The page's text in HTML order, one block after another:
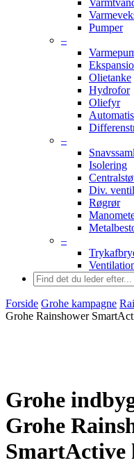
Pumper
–
Olietanke
Hydrofor
Oliefyr
–
Isolering
Div.
Røgrør
–
Forside Grohe kampagne
Grohe Rainshower
Grohe
Grohe
SmartActive